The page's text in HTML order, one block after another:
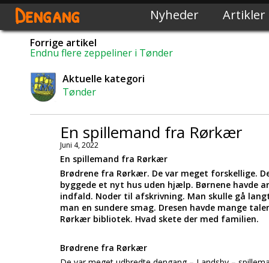
Dengang Nyheder Artikler
Forrige artikel
Endnu flere zeppeliner i Tønder
Aktuelle kategori
Tønder
En spillemand fra Rørkær
Juni 4, 2022
En spillemand fra Rørkær
Brødrene fra Rørkær. De var meget forskellige.
byggede et nyt hus uden hjælp. Børnene havde
indfald. Noder til afskrivning. Man skulle gå
man en sundere smag. Dresen havde mange
Rørkær bibliotek. Hvad skete der med familien.
Brødrene fra Rørkær